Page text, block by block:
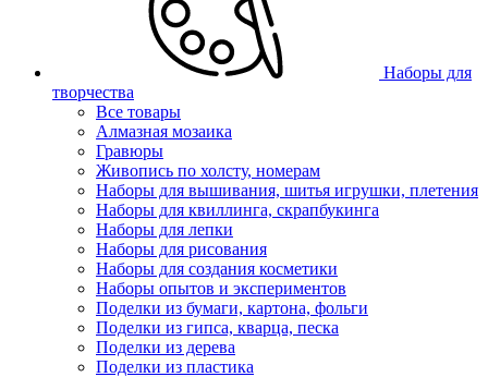
Наборы для
творчества
Все товары
Алмазная мозаика
Гравюры
Живопись по холсту, номерам
Наборы для вышивания, шитья игрушки, плетения
Наборы для квиллинга, скрапбукинга
Наборы для лепки
Наборы для рисования
Наборы для создания косметики
Наборы опытов и экспериментов
Поделки из бумаги, картона, фольги
Поделки из гипса, кварца, песка
Поделки из дерева
Поделки из пластика